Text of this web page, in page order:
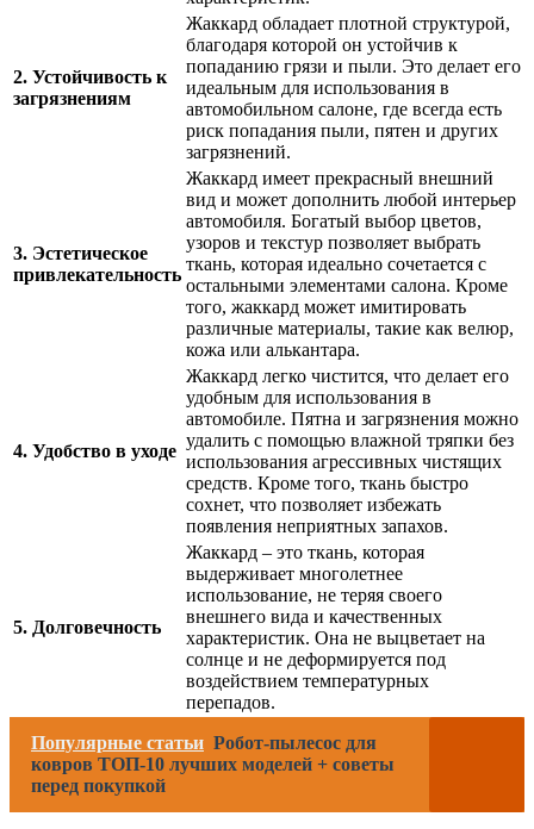
2. Устойчивость к
загрязнениям
Жаккард обладает плотной структурой,
благодаря которой он устойчив к
попаданию грязи и пыли. Это делает его
идеальным для использования в
автомобильном салоне, где всегда есть
риск попадания пыли, пятен и других
загрязнений.
3. Эстетическое
привлекательность
Жаккард имеет прекрасный внешний
вид и может дополнить любой интерьер
автомобиля. Богатый выбор цветов,
узоров и текстур позволяет выбрать
ткань, которая идеально сочетается с
остальными элементами салона. Кроме
того, жаккард может имитировать
различные материалы, такие как велюр,
кожа или алькантара.
4. Удобство в уходе
Жаккард легко чистится, что делает его
удобным для использования в
автомобиле. Пятна и загрязнения можно
удалить с помощью влажной тряпки без
использования агрессивных чистящих
средств. Кроме того, ткань быстро
сохнет, что позволяет избежать
появления неприятных запахов.
5. Долговечность
Жаккард – это ткань, которая
выдерживает многолетнее
использование, не теряя своего
внешнего вида и качественных
характеристик. Она не выцветает на
солнце и не деформируется под
воздействием температурных
перепадов.
Популярные статьи Робот-пылесос для
ковров ТОП-10 лучших моделей + советы
перед покупкой